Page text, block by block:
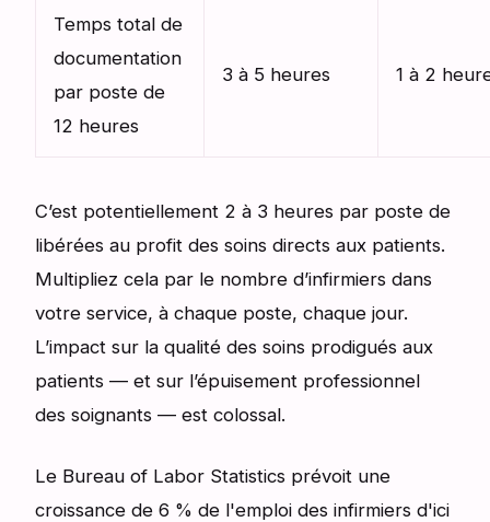
Temps total de
documentation
par poste de
12 heures
3 à 5 heures 1 à 2
C’est potentiellement 2 à 3 heures par poste de
libérées au profit des soins directs aux patients.
Multipliez cela par le nombre d’infirmiers dans
votre service, à chaque poste, chaque jour.
L’impact sur la qualité des soins prodigués aux
patients — et sur l’épuisement professionnel
des soignants — est colossal.
Le Bureau of Labor Statistics prévoit une
croissance de 6 % de l'emploi des infirmiers d'ici